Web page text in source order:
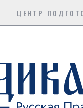
ЦЕНТР